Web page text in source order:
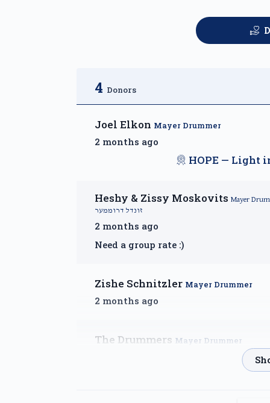
4 Donors
Joel Elkon Mayer Drummer
2 months ago
HOPE — Light
Heshy & Zissy Moskovits Mayer
זונדל דרוממער
2 months ago
Need a group rate :)
Zishe Schnitzler Mayer Drummer
2 months ago
The Drummers Mayer Drummer